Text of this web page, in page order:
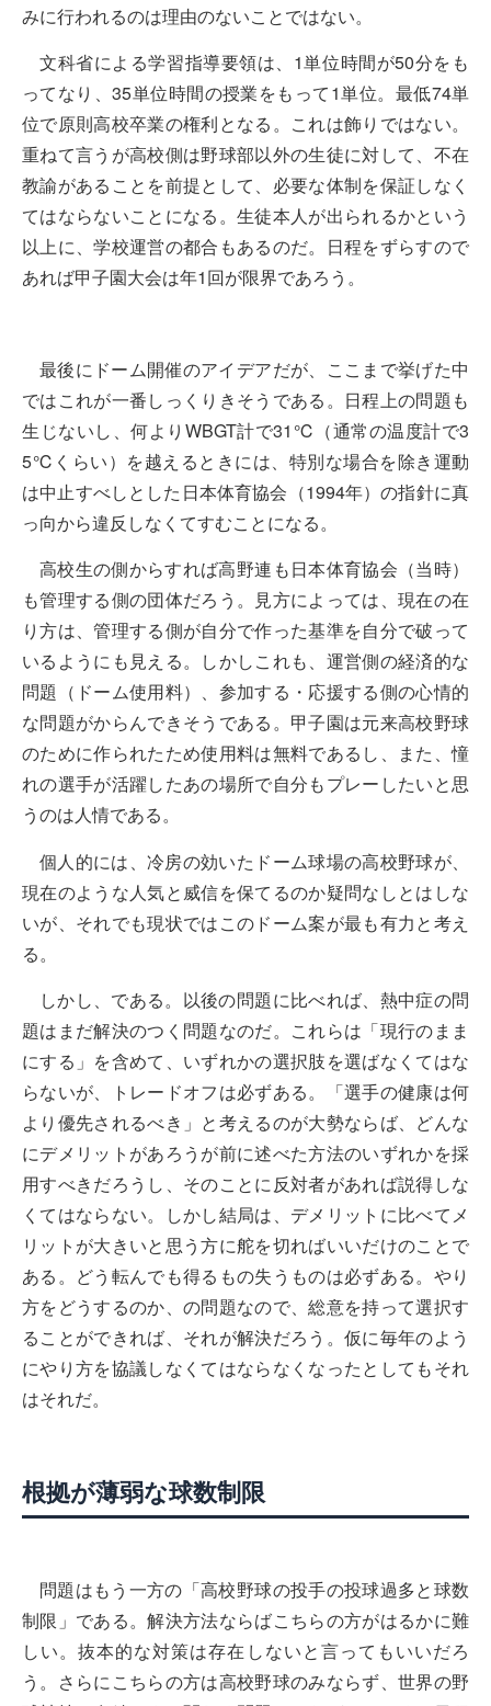
みに行われるのは理由のないことではない。
文科省による学習指導要領は、1単位時間が50分をも
ってなり、35単位時間の授業をもって1単位。最低74単
位で原則高校卒業の権利となる。これは飾りではない。
重ねて言うが高校側は野球部以外の生徒に対して、不在
教諭があることを前提として、必要な体制を保証しなく
てはならないことになる。生徒本人が出られるかという
以上に、学校運営の都合もあるのだ。日程をずらすので
あれば甲子園大会は年1回が限界であろう。
最後にドーム開催のアイデアだが、ここまで挙げた中
ではこれが一番しっくりきそうである。日程上の問題も
生じないし、何よりWBGT計で31℃（通常の温度計で3
5℃くらい）を越えるときには、特別な場合を除き運動
は中止すべしとした日本体育協会（1994年）の指針に真
っ向から違反しなくてすむことになる。
高校生の側からすれば高野連も日本体育協会（当時）
も管理する側の団体だろう。見方によっては、現在の在
り方は、管理する側が自分で作った基準を自分で破って
いるようにも見える。しかしこれも、運営側の経済的な
問題（ドーム使用料）、参加する・応援する側の心情的
な問題がからんできそうである。甲子園は元来高校野球
のために作られたため使用料は無料であるし、また、憧
れの選手が活躍したあの場所で自分もプレーしたいと思
うのは人情である。
個人的には、冷房の効いたドーム球場の高校野球が、
現在のような人気と威信を保てるのか疑問なしとはしな
いが、それでも現状ではこのドーム案が最も有力と考え
る。
しかし、である。以後の問題に比べれば、熱中症の問
題はまだ解決のつく問題なのだ。これらは「現行のまま
にする」を含めて、いずれかの選択肢を選ばなくてはな
らないが、トレードオフは必ずある。「選手の健康は何
より優先されるべき」と考えるのが大勢ならば、どんな
にデメリットがあろうが前に述べた方法のいずれかを採
用すべきだろうし、そのことに反対者があれば説得しな
くてはならない。しかし結局は、デメリットに比べてメ
リットが大きいと思う方に舵を切ればいいだけのことで
ある。どう転んでも得るもの失うものは必ずある。やり
方をどうするのか、の問題なので、総意を持って選択す
ることができれば、それが解決だろう。仮に毎年のよう
にやり方を協議しなくてはならなくなったとしてもそれ
はそれだ。
根拠が薄弱な球数制限
問題はもう一方の「高校野球の投手の投球過多と球数
制限」である。解決方法ならばこちらの方がはるかに難
しい。抜本的な対策は存在しないと言ってもいいだろ
う。さらにこちらの方は高校野球のみならず、世界の野